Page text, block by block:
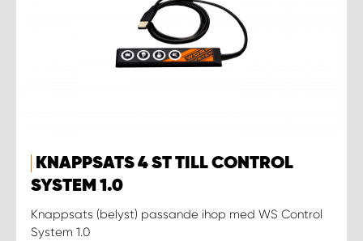
KNAPPSATS 4 ST TILL CONTROL
SYSTEM 1.0
Knappsats (belyst) passande ihop med WS Control
System 1.0
WORK SYSTEM SKELLEFTEÅ
WORK SYSTEM SKÖVDE